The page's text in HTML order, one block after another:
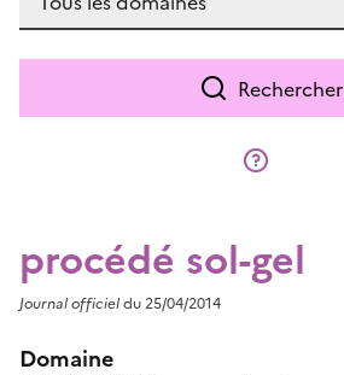
Rechercher
procédé sol-gel
Journal officieldu 25/04/2014
Domaine